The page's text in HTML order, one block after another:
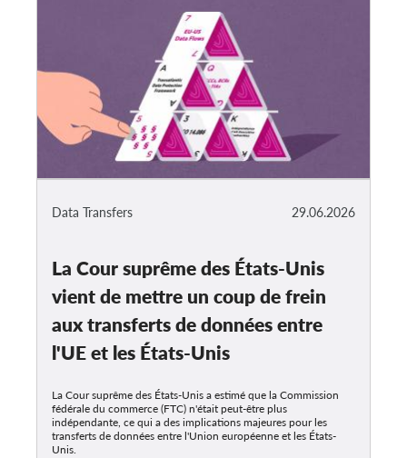
29.06.2026
Data Transfers
La Cour suprême des États-Unis
vient de mettre un coup de frein
aux transferts de données entre
l'UE et les États-Unis
La Cour suprême des États-Unis a estimé que la Commission
fédérale du commerce (FTC) n'était peut-être plus
indépendante, ce qui a des implications majeures pour les
transferts de données entre l'Union européenne et les États-
Unis.